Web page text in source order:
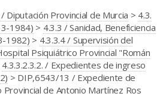
Diputación Provincial de Murcia > 4.3.
1984) > 4.3.3 / Sanidad, Beneficiencia
1982) > 4.3.3.4 / Supervisión del
Psiquiátrico Provincial "Román
4.3.3.2.3.2. / Expedientes de ingreso
> DIP,6543/13 / Expediente de
de Antonio Martínez Ros